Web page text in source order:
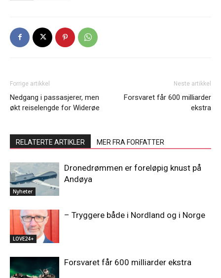
Forrige artikkel
Nedgang i passasjerer, men
økt reiselengde for Widerøe
Neste artikkel
Forsvaret får 600 milliarder
ekstra
RELATERTE ARTIKLER MER FRA FORFATTER
Nyheter
Dronedrømmen er foreløpig knust på
Andøya
LOVE24+
– Tryggere både i Nordland og i Norge
Forsvaret får 600 milliarder ekstra